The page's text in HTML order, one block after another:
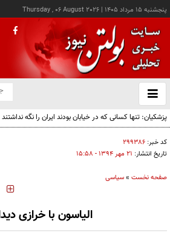
پنجشنبه ۱۵ مرداد ۱۴۰۵ |
Thursday , 06 August 2026
باز
و
پزشکیان: تنها کسانی که در خیابان بودند ایران را نگه
کد خبر: ۲۹۹۳۸۶
تاریخ انتشار: ۲۱ مهر ۱۳۹۴ - ۱۵:۵۸
صفحه نخست »سیاسی
الیاسون با خرازی